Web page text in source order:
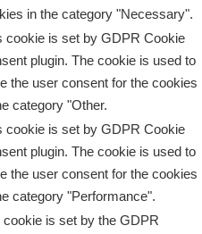
in the category "Necessary".
cookie is set by GDPR Cookie
plugin. The cookie is used to
the user consent for the cookies
category "Other.
cookie is set by GDPR Cookie
plugin. The cookie is used to
the user consent for the cookies
category "Performance".
cookie is set by the GDPR